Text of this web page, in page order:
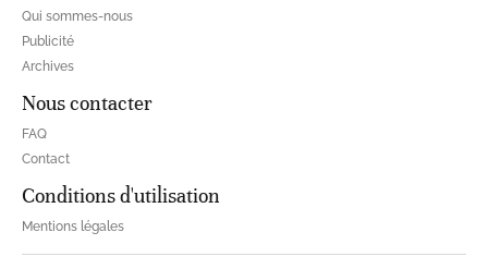
Qui sommes-nous
Publicité
Archives
Nous contacter
FAQ
Contact
Conditions d'utilisation
Mentions légales